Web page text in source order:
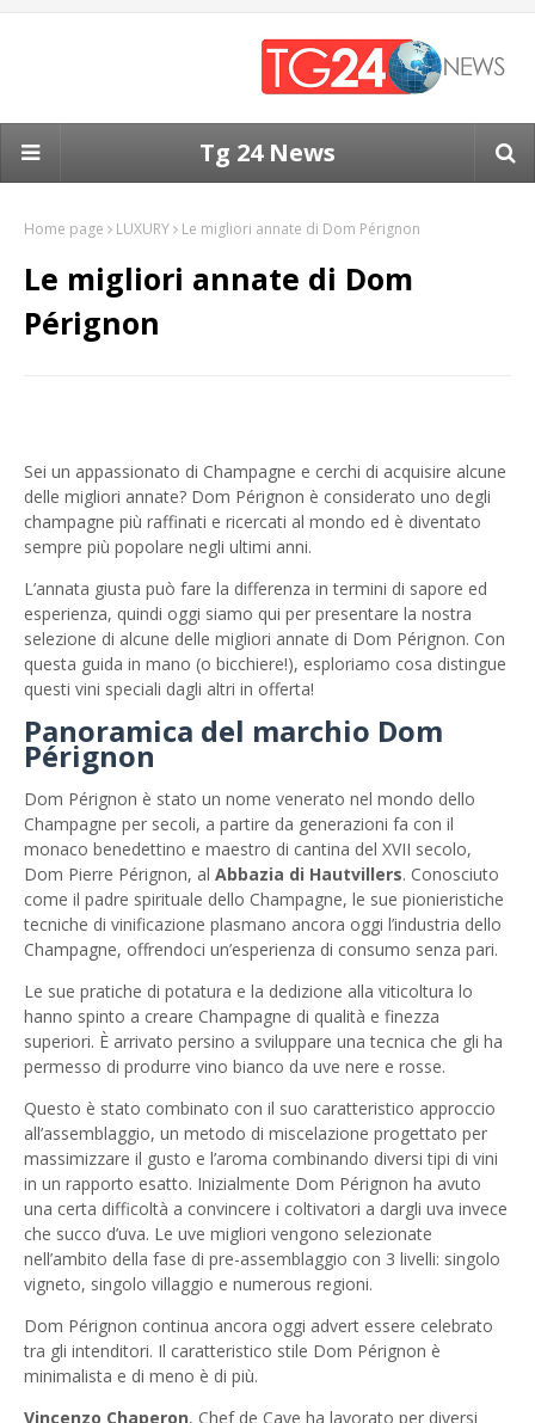
Tg 24 News
Home page LUXURY Le migliori annate di Dom Pérignon
Le migliori annate di Dom
Pérignon
Sei un appassionato di Champagne e cerchi di acquisire alcune
delle migliori annate? Dom Pérignon è considerato uno degli
champagne più raffinati e ricercati al mondo ed è diventato
sempre più popolare negli ultimi anni.
L’annata giusta può fare la differenza in termini di sapore ed
esperienza, quindi oggi siamo qui per presentare la nostra
selezione di alcune delle migliori annate di Dom Pérignon. Con
questa guida in mano (o bicchiere!), esploriamo cosa distingue
questi vini speciali dagli altri in offerta!
Panoramica del marchio Dom
Pérignon
Dom Pérignon è stato un nome venerato nel mondo dello
Champagne per secoli, a partire da generazioni fa con il
monaco benedettino e maestro di cantina del XVII secolo,
Dom Pierre Pérignon, al Abbazia di Hautvillers. Conosciuto
come il padre spirituale dello Champagne, le sue pionieristiche
tecniche di vinificazione plasmano ancora oggi l’industria dello
Champagne, offrendoci un’esperienza di consumo senza pari.
Le sue pratiche di potatura e la dedizione alla viticoltura lo
hanno spinto a creare Champagne di qualità e finezza
superiori. È arrivato persino a sviluppare una tecnica che gli ha
permesso di produrre vino bianco da uve nere e rosse.
Questo è stato combinato con il suo caratteristico approccio
all’assemblaggio, un metodo di miscelazione progettato per
massimizzare il gusto e l’aroma combinando diversi tipi di vini
in un rapporto esatto. Inizialmente Dom Pérignon ha avuto
una certa difficoltà a convincere i coltivatori a dargli uva invece
che succo d’uva. Le uve migliori vengono selezionate
nell’ambito della fase di pre-assemblaggio con 3 livelli: singolo
vigneto, singolo villaggio e numerous regioni.
Dom Pérignon continua ancora oggi advert essere celebrato
tra gli intenditori. Il caratteristico stile Dom Pérignon è
minimalista e di meno è di più.
Vincenzo Chaperon, Chef de Cave ha lavorato per diversi